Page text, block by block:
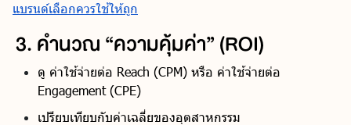
แบรนด์เลือกควรใช้ให้ถูก
3. คำนวณ “ความคุ้มค่า” (ROI)
ดู ค่าใช้จ่ายต่อ Reach (CPM) หรือ ค่าใช้จ่ายต่อ
Engagement (CPE)
เปรียบเทียบกับค่าเฉลี่ยของอุตสาหกรรม